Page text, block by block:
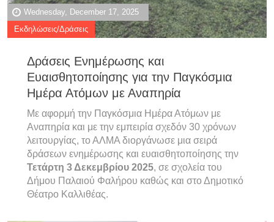
Wednesday, December 17, 2025
Εκδηλώσεις/Δράσεις
Δράσεις Ενημέρωσης και
Ευαισθητοποίησης για την Παγκόσμια
Ημέρα Ατόμων με Αναπηρία
Με αφορμή την Παγκόσμια Ημέρα Ατόμων με
Αναπηρία και με την εμπειρία σχεδόν 30 χρόνων
λειτουργίας, το ΑΛΜΑ διοργάνωσε μια σειρά
δράσεων ενημέρωσης και ευαισθητοποίησης την
Τετάρτη 3 Δεκεμβρίου 2025, σε σχολεία του
Δήμου Παλαιού Φαλήρου καθώς και στο Δημοτικό
Θέατρο Καλλιθέας.